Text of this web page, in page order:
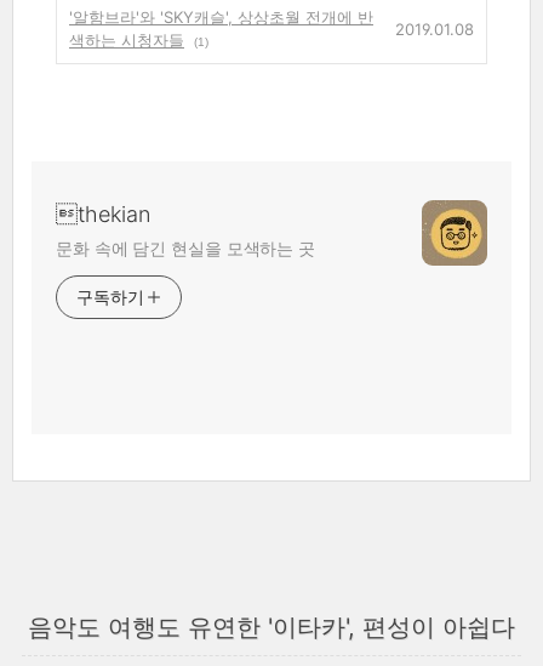
'알함브라'와 'SKY캐슬', 상상초월 전개에 반
색하는 시청자들
(1)
2019.01.08
thekian
문화 속에 담긴 현실을 모색하는 곳
구독하기
음악도 여행도 유연한 '이타카', 편성이 아쉽다